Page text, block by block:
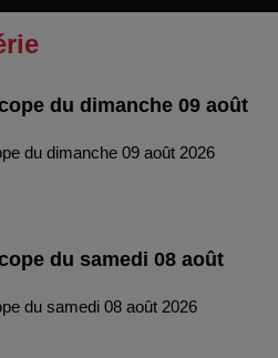
du dimanche 09 août
du dimanche 09 août 2026
du samedi 08 août
du samedi 08 août 2026